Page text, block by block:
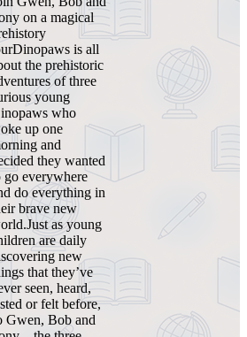
on a magical
is all
the prehistoric
of three
young
who
up one
and
they wanted
go everywhere
do everything in
brave new
as young
are daily
new
that they’ve
seen, heard,
or felt before,
Gwen, Bob and